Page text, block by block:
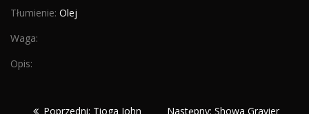
Tłumienie: Olej
Waga:
Opis:
Nawigacja
Poprzedni: Poprzedni:
Tioga John Następny: Następny:
Showa Gravier